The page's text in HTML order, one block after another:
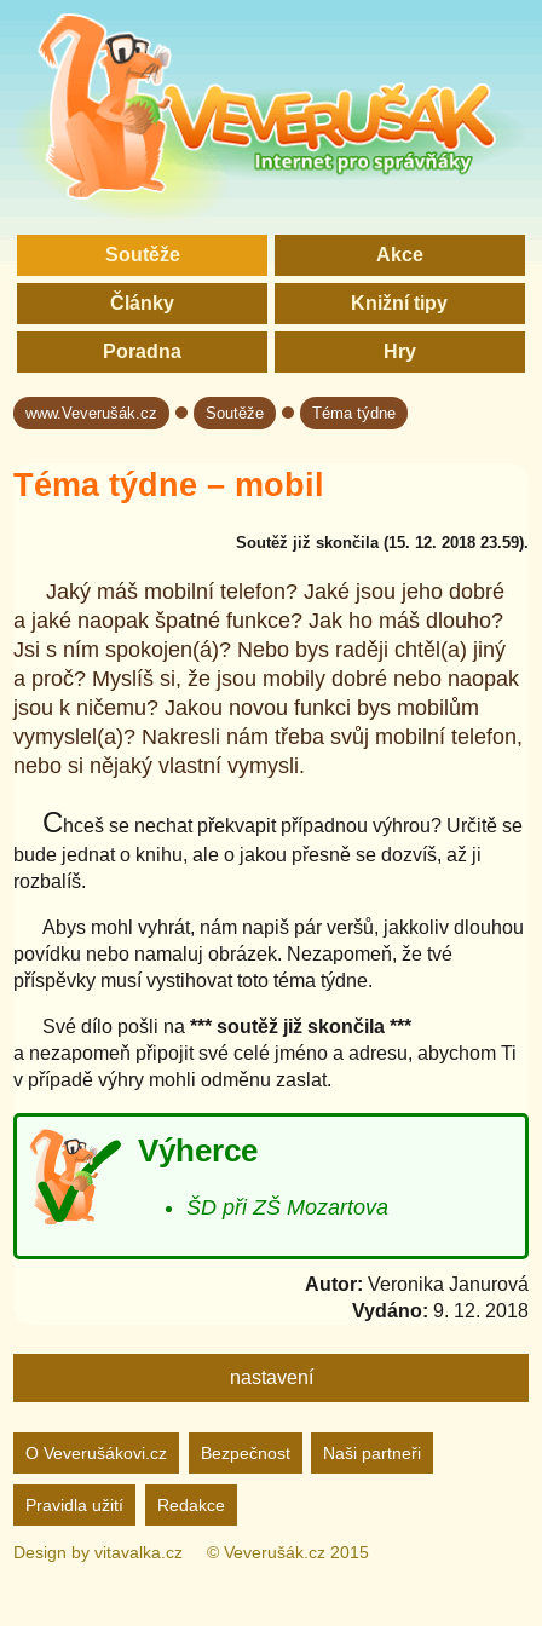
Soutěže Akce
Články Knižní tipy
Poradna Hry
www.Veverušák.cz→ Soutěže→ Téma týdne
Téma týdne – mobil
Soutěž již skončila (15. 12. 2018 23.59).
Jaký máš mobilní telefon? Jaké jsou jeho dobré
a jaké naopak špatné funkce? Jak ho máš dlouho?
Jsi s ním spokojen(á)? Nebo bys raději chtěl(a) jiný
a proč? Myslíš si, že jsou mobily dobré nebo naopak
jsou k ničemu? Jakou novou funkci bys mobilům
vymyslel(a)? Nakresli nám třeba svůj mobilní telefon,
nebo si nějaký vlastní vymysli.
Chceš se nechat překvapit případnou výhrou? Určitě se
bude jednat o knihu, ale o jakou přesně se dozvíš, až ji
rozbalíš.
Abys mohl vyhrát, nám napiš pár veršů, jakkoliv dlouhou
povídku nebo namaluj obrázek. Nezapomeň, že tvé
příspěvky musí vystihovat toto téma týdne.
Své dílo pošli na*** soutěž již skončila ***
a nezapomeň připojit své celé jméno a adresu, abychom Ti
v případě výhry mohli odměnu zaslat.
Výherce
ŠD při ZŠ Mozartova
Autor: Veronika Janurová
Vydáno: 9. 12. 2018
nastavení
Nastavení webu
Animované
O Veverušákovi.cz Bezpečnost Naši partneři
Pravidla užití Redakce
Design byvitavalka.cz © Veverušák.cz 2015